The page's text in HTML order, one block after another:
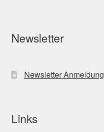
Newsletter
Newsletter Anmeldung
Links